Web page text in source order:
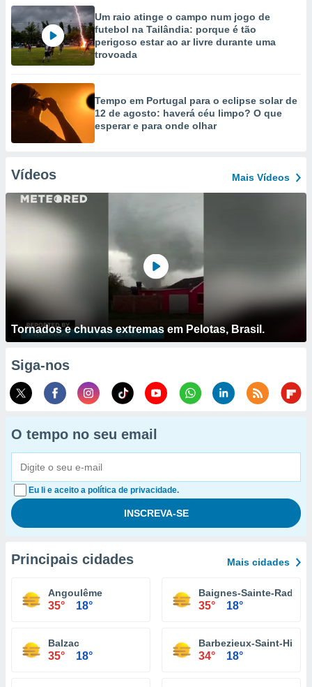
Um raio atinge o campo num jogo de
futebol na Tailândia: porque é tão
perigoso estar ao ar livre durante uma
trovoada
Tempo em Portugal para o eclipse solar de
12 de agosto: haverá céu limpo? O que
esperar e para onde olhar
Vídeos Mais Vídeos
Tornados e chuvas extremas em Pelotas, Brasil.
Siga-nos
O tempo no seu email
Eu li e aceito a política de privacidade.
Principais cidades Mais cidades
Angoulême
35° 18°
Baignes-Sainte-
35° 18°
Balzac
35° 18°
Barbezieux-Saint-Hilaire
34° 18°